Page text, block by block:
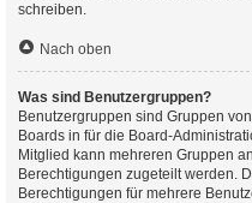
schreiben.
Nach oben
Was sind Benutzergruppen?
Benutzergruppen sind Gruppen
Boards in für die Board-
Mitglied kann mehreren Gruppen
Berechtigungen zugeteilt werden.
Berechtigungen für mehrere